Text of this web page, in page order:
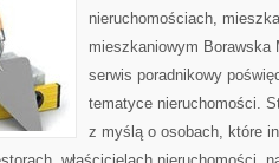
nieruchomościach,
mieszkaniowym Borawska
serwis poradnikowy
tematyce nieruchomości.
z myślą o osobach, które